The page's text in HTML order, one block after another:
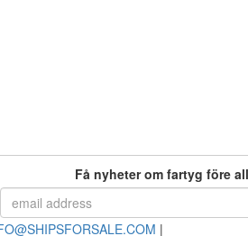
Få nyheter om fartyg före
|